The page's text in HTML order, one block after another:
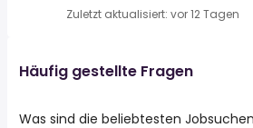
Zuletzt aktualisiert: vor 12 Tagen
Häufig gestellte Fragen
Was sind die beliebtesten